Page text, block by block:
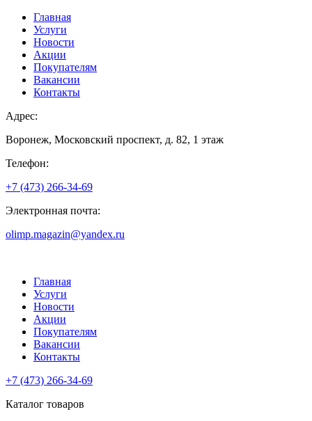
Главная
Услуги
Новости
Акции
Покупателям
Вакансии
Контакты
Адрес:
Воронеж, Московский проспект, д. 82, 1 этаж
Телефон:
+7 (473) 266-34-69
Электронная почта:
olimp.magazin@yandex.ru
Главная
Услуги
Новости
Акции
Покупателям
Вакансии
Контакты
+7 (473) 266-34-69
Каталог товаров